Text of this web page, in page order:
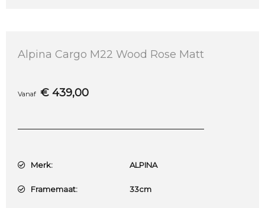
Alpina Cargo M22 Wood Rose Matt
Vanaf € 439,00
Merk: ALPINA
Framemaat: 33cm